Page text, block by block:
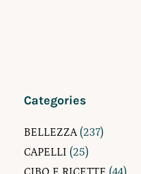
Categories
BELLEZZA(237)
CAPELLI (25)